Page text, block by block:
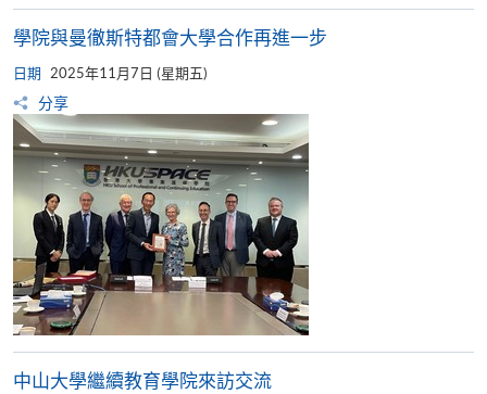
學院與曼徹斯特都會大學合作再進一步​
日期 2025年11月7日 (星期五)
分享
中山大學繼續教育學院來訪交流​